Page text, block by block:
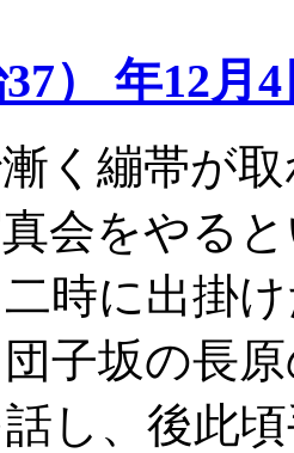
） 年12月
く繃帯が
会をやる
時に出掛
子坂の長
し、後此